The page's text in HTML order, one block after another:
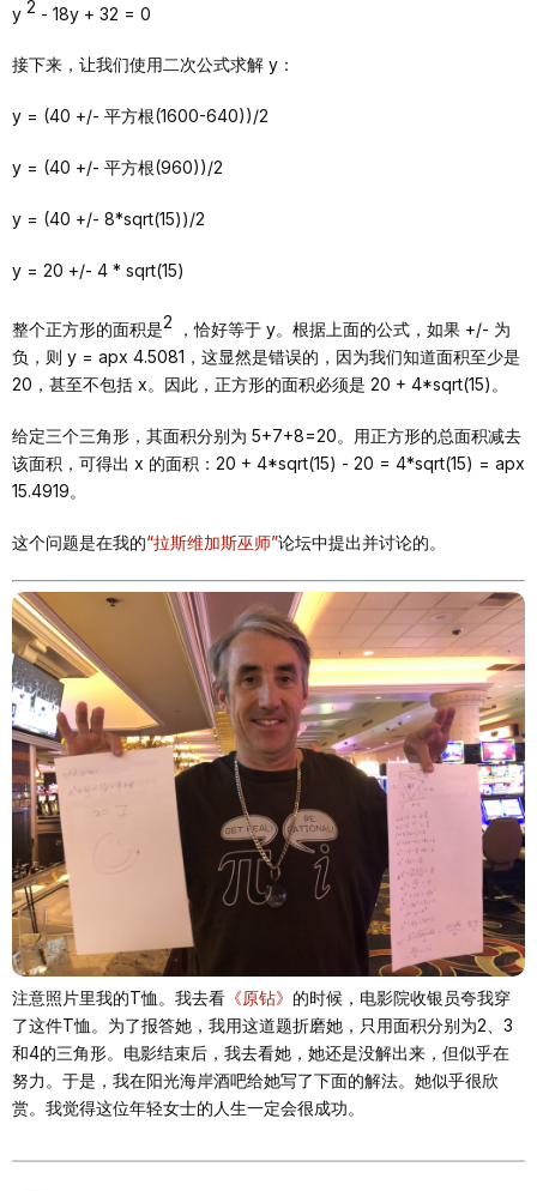
y 2 - 18y + 32 = 0
接下来，让我们使用二次公式求解 y：
y = (40 +/- 平方根(1600-640))/2
y = (40 +/- 平方根(960))/2
y = (40 +/- 8*sqrt(15))/2
y = 20 +/- 4 * sqrt(15)
整个正方形的面积是2 ，恰好等于 y。根据上面的公式，如果 +/- 为
负，则 y = apx 4.5081，这显然是错误的，因为我们知道面积至少是
20，甚至不包括 x。因此，正方形的面积必须是 20 + 4*sqrt(15)。
给定三个三角形，其面积分别为 5+7+8=20。用正方形的总面积减去
该面积，可得出 x 的面积：20 + 4*sqrt(15) - 20 = 4*sqrt(15) = apx
15.4919。
这个问题是在我的“拉斯维加斯巫师”论坛中提出并讨论的。
注意照片里我的T恤。我去看 《原钻》 的时候，电影院收银员夸我穿
了这件T恤。为了报答她，我用这道题折磨她，只用面积分别为2、3
和4的三角形。电影结束后，我去看她，她还是没解出来，但似乎在
努力。于是，我在阳光海岸酒吧给她写了下面的解法。她似乎很欣
赏。我觉得这位年轻女士的人生一定会很成功。